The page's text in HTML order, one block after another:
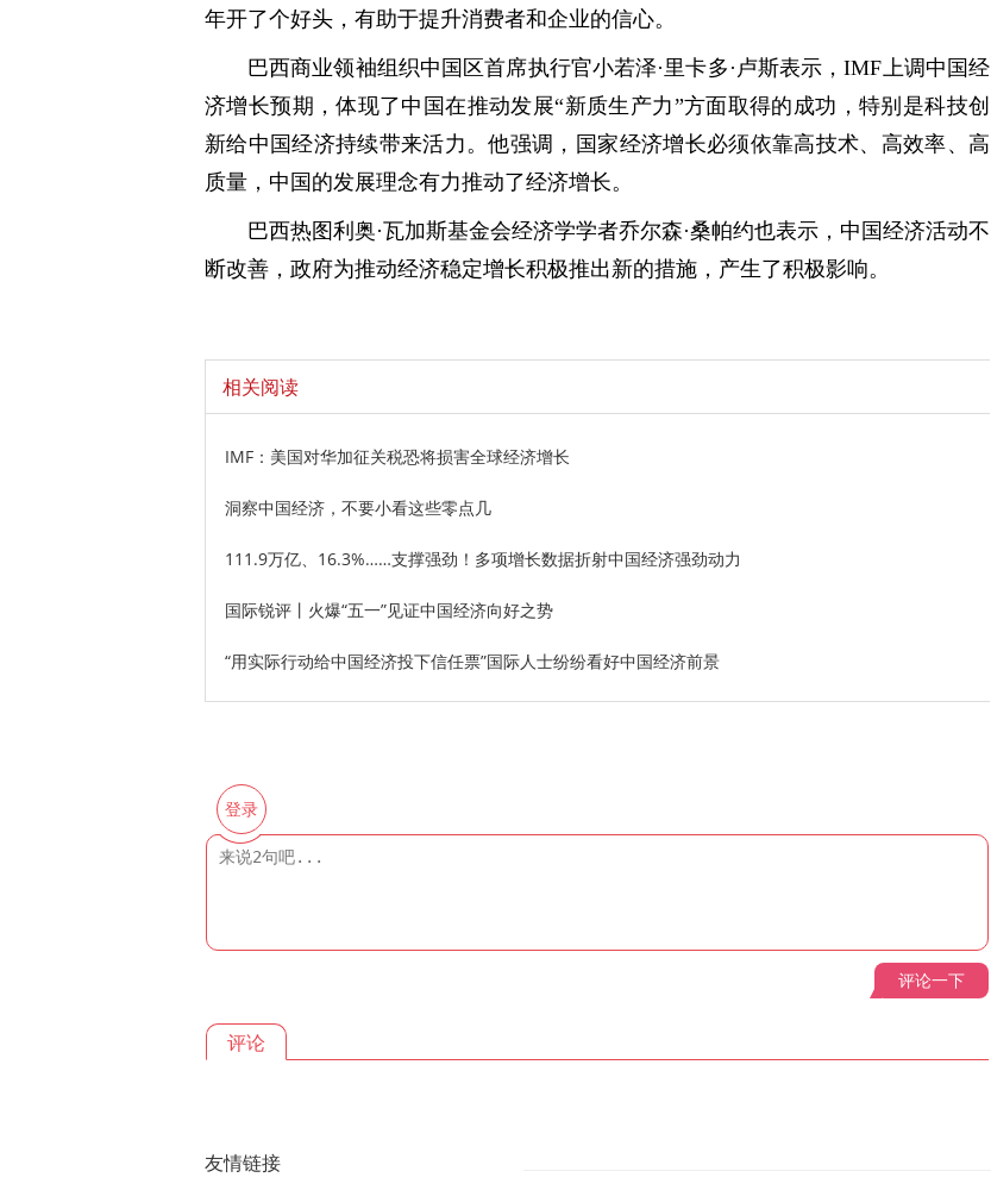
年开了个好头，有助于提升消费者和企业的信心。
巴西商业领袖组织中国区首席执行官小若泽·里卡多·卢斯表示，IMF上调中国经
济增长预期，体现了中国在推动发展“新质生产力”方面取得的成功，特别是科技创
新给中国经济持续带来活力。他强调，国家经济增长必须依靠高技术、高效率、高
质量，中国的发展理念有力推动了经济增长。
巴西热图利奥·瓦加斯基金会经济学学者乔尔森·桑帕约也表示，中国经济活动不
断改善，政府为推动经济稳定增长积极推出新的措施，产生了积极影响。
相关阅读
IMF：美国对华加征关税恐将损害全球经济增长
洞察中国经济，不要小看这些零点几
111.9万亿、16.3%……支撑强劲！多项增长数据折射中国经济强劲动力
国际锐评丨火爆“五一”见证中国经济向好之势
“用实际行动给中国经济投下信任票”国际人士纷纷看好中国经济前景
登录
评论一下
评论
友情链接